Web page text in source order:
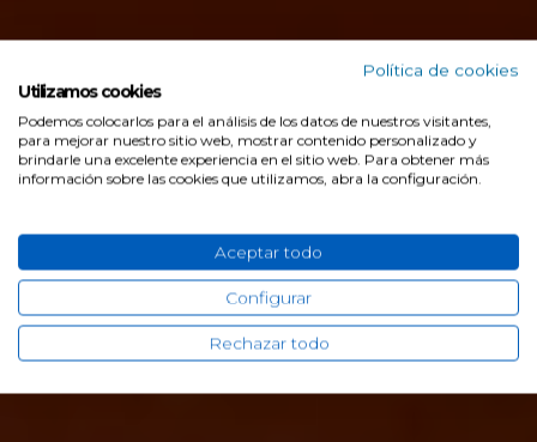
Nuevo Toyota C-HR
Solicitar presupuesto
Política de cookies
Utilizamos cookies
Podemos colocarlos para el análisis de los datos de nuestros visitantes,
para mejorar nuestro sitio web, mostrar contenido personalizado y
brindarle una excelente experiencia en el sitio web. Para obtener más
información sobre las cookies que utilizamos, abra la configuración.
Aceptar todo
Configurar
Rechazar todo